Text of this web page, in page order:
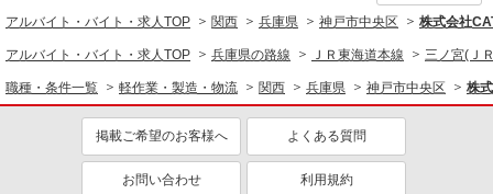
オープニングスタッフ
禁煙・分煙
食堂・売店あり
駅直結・駅チカ
車通勤OK
バイク通勤OK
自転車通勤OK
転勤なし
交通費支給
社会保険あり
家賃補助・住宅手当有
アルバイト・バイト・求人TOP 関西 兵庫県 神戸市中央区 株式会社
アルバイト・バイト・求人TOP 兵庫県の路線 ＪＲ東海道本線 三ノ宮(Ｊ
職種・条件一覧 軽作業・製造・物流 関西 兵庫県 神戸市中央区 株
掲載ご希望のお客様へ よくある質問
お問い合わせ 利用規約